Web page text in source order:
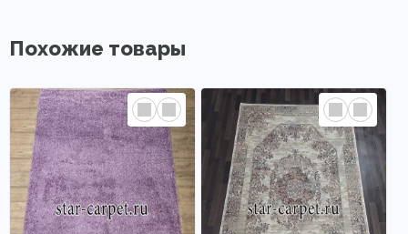
Похожие товары